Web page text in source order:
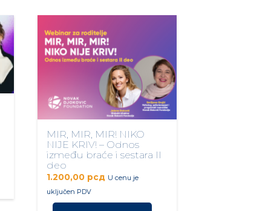
MIR, MIR, MIR! NIKO
NIJE KRIV! – Odnos
između braće i sestara II
deo
1.200,00 рсд U cenu je
uključen PDV